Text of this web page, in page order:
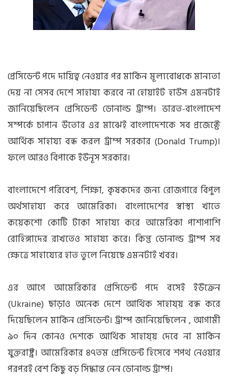
প্রেসিডেন্ট পদে দায়িত্ব নেওয়ার পর মার্কিন মূল্যবোধকে মান্যতা
দেয় না সেসব দেশে সাহায্য করবে না হোয়াইট হাউস এমনটাই
জানিয়েছিলেন প্রেসিডেন্ট ডোনাল্ড ট্রাম্প। ভারত-বাংলাদেশ
সম্পর্কে চাপান উতোর এর মাঝেই বাংলাদেশকে সব প্রজেক্টে
আর্থিক সাহায্য বন্ধ করল ট্রাম্প সরকার (Donald Trump)।
ফলে আরও বিপাকে ইউনূস সরকার।
বাংলাদেশে পরিবেশ, শিক্ষা, কৃষকদের জন্য রোজগারে বিপুল
অর্থসাহায্য করে আমেরিকা। বাংলাদেশের স্বাস্থ্য খাতে
কয়েকশো কোটি টাকা সাহায্য করে আমেরিকা পাশাপাশি
রোহিঙ্গাদের রাখতেও সাহায্য করে। কিন্তু ডোনাল্ড ট্রাম্প সব
ক্ষেত্রে সাহায্যের হাত তুলে নিয়েছে এমনটাই খবর।
এর আগে আমেরিকার প্রেসিডেন্ট পদে বসেই ইউক্রেন
(Ukraine) ছাড়াও অনেক দেশে আর্থিক সাহায্য় বন্ধ করে
দিয়েছিলেন মার্কিন প্রেসিডেন্ট। ট্রাম্প জানিয়েছিলেন , আগামী
৯০ দিন কোনও দেশকে আর্থিক সাহায্য় দেবে না মার্কিন
যুক্তরাষ্ট্র। আমেরিকার ৪৭তম প্রেসিডেন্ট হিসেবে শপথ নেওয়ার
পরপরই বেশ কিছু বড় সিদ্ধান্ত নেন ডোনাল্ড ট্রাম্প।